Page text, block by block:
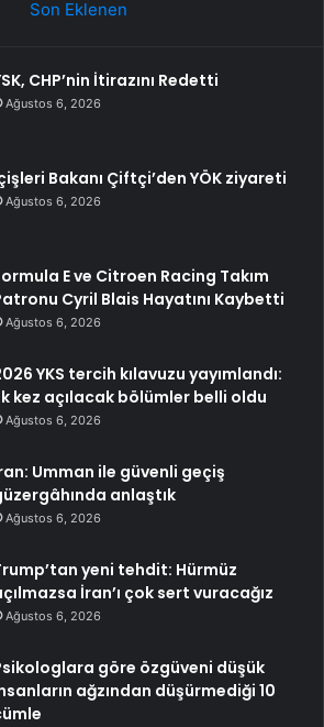
Son Eklenen
CHP’nin İtirazını Redetti
Ağustos 6, 2026
Bakanı Çiftçi’den YÖK ziyareti
Ağustos 6, 2026
E ve Citroen Racing Takım
Cyril Blais Hayatını Kaybetti
Ağustos 6, 2026
YKS tercih kılavuzu yayımlandı:
kez açılacak bölümler belli oldu
Ağustos 6, 2026
Umman ile güvenli geçiş
anlaştık
Ağustos 6, 2026
yeni tehdit: Hürmüz
İran’ı çok sert vuracağız
Ağustos 6, 2026
göre özgüveni düşük
ağzından düşürmediği 10